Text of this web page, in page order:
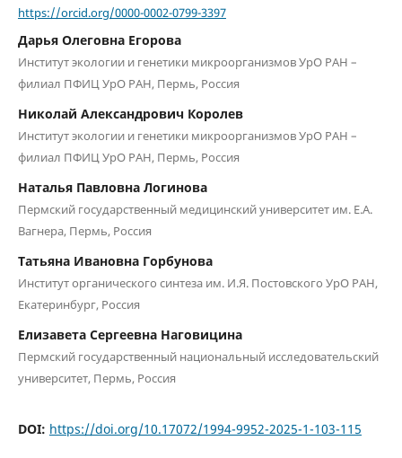
https://orcid.org/0000-0002-0799-3397
Дарья Олеговна Егорова
Институт экологии и генетики микроорганизмов УрО РАН –
филиал ПФИЦ УрО РАН, Пермь, Россия
Николай Александрович Королев
Институт экологии и генетики микроорганизмов УрО РАН –
филиал ПФИЦ УрО РАН, Пермь, Россия
Наталья Павловна Логинова
Пермский государственный медицинский университет им. Е.А.
Вагнера, Пермь, Россия
Татьяна Ивановна Горбунова
Институт органического синтеза им. И.Я. Постовского УрО РАН,
Екатеринбург, Россия
Елизавета Сергеевна Наговицина
Пермский государственный национальный исследовательский
университет, Пермь, Россия
DOI: https://doi.org/10.17072/1994-9952-2025-1-103-115